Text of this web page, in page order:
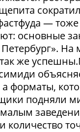
—
основные
же
форматы,
подняли
количество